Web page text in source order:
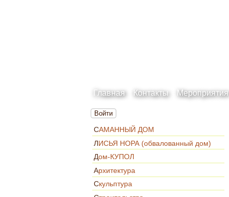
Главная Контакты Мероприятия
Войти
САМАННЫЙ ДОМ
ЛИСЬЯ НОРА (обвалованный дом)
Дом-КУПОЛ
Архитектура
Скульптура